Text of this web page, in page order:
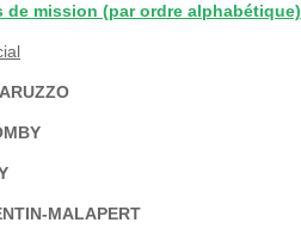
de mission (par ordre alphabétique)
MALAPERT